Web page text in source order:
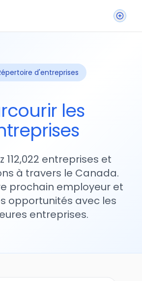
d'entreprises
les
112,022 entreprises et
à travers le Canada.
prochain employeur et
opportunités avec les
entreprises.